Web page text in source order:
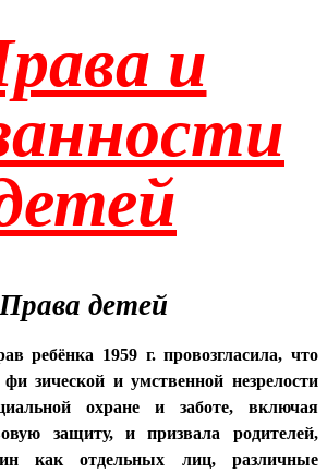
и
детей
ребёнка 1959 г. провозгласила, что
зической и умственной незрелости
охране и заботе, включая
защиту, и призвала родителей,
как отдельных лиц, различные